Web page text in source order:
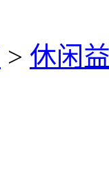
> 休闲